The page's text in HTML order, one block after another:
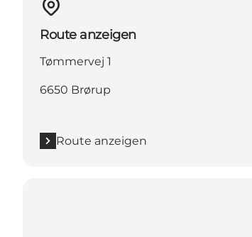
Route anzeigen
Tømmervej 1
6650 Brørup
Route anzeigen